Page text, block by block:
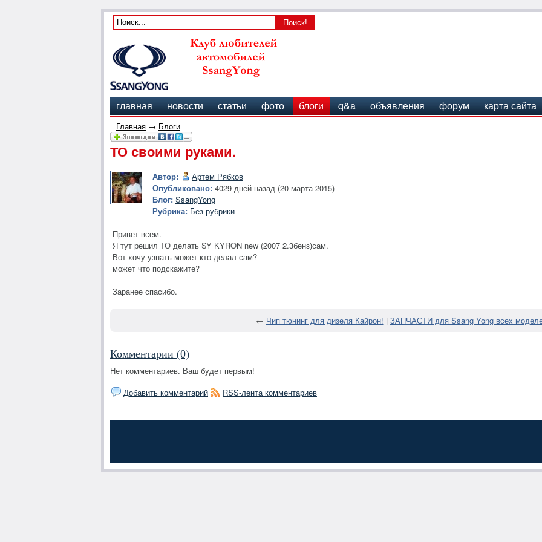
главная новости статьи фото блоги q&a объявления форум карта сайта
Главная → Блоги
ТО своими руками.
Автор:
Артем Рябков
Опубликовано: 4029 дней назад (20 марта 2015)
Блог: SsangYong
Рубрика: Без рубрики
Привет всем.
Я тут решил ТО делать SY KYRON new (2007 2.3бенз)сам.
Вот хочу узнать может кто делал сам?
может что подскажите?
Заранее спасибо.
← Чип тюнинг для дизеля Кайрон! | ЗАПЧАСТИ для Ssang Yong всех
Комментарии (0)
Нет комментариев. Ваш будет первым!
Добавить комментарий
RSS-лента комментариев